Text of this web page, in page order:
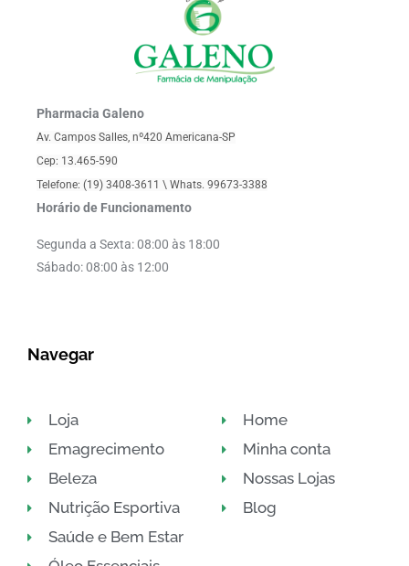
Pharmacia Galeno
Av. Campos Salles, nº420 Americana-SP
Cep: 13.465-590
Telefone: (19) 3408-3611 \ Whats. 99673-3388
Horário de Funcionamento
Segunda a Sexta: 08:00 às 18:00
Sábado: 08:00 às 12:00
Navegar
Loja
Emagrecimento
Beleza
Nutrição Esportiva
Saúde e Bem Estar
Home
Minha conta
Nossas Lojas
Blog